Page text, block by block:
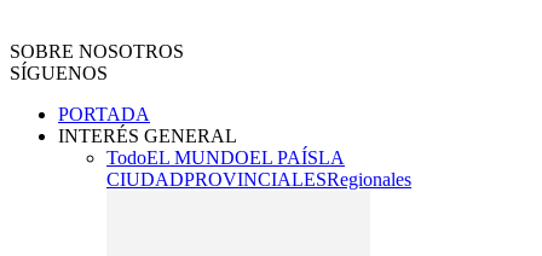
SOBRE NOSOTROS
SÍGUENOS
PORTADA
INTERÉS GENERAL
TodoEL MUNDOEL PAÍSLA
CIUDADPROVINCIALESRegionales